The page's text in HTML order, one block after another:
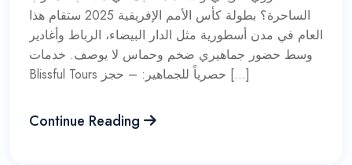
الساحرة؟ بطولة كأس الأمم الإفريقية 2025 ستقام هذا
العام في مدن أسطورية مثل الدار البيضاء، الرباط وأغادير
وسط حضور جماهيري ضخم وحماس لا يوصف. خدمات
Blissful Tours حصرياً للجماهير: – حجز […]
Continue Reading